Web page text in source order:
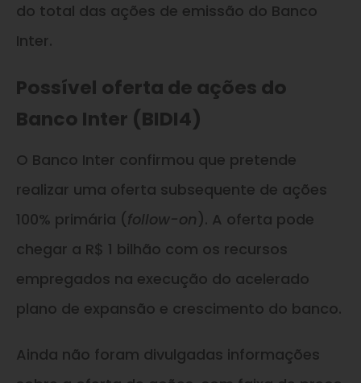
do total das ações de emissão do Banco
Inter.
Possível oferta de ações do
Banco Inter (BIDI4)
O Banco Inter confirmou que pretende
realizar uma oferta subsequente de ações
100% primária (follow-on ). A oferta pode
chegar a R$ 1 bilhão com os recursos
empregados na execução do acelerado
plano de expansão e crescimento do banco.
Ainda não foram divulgadas informações